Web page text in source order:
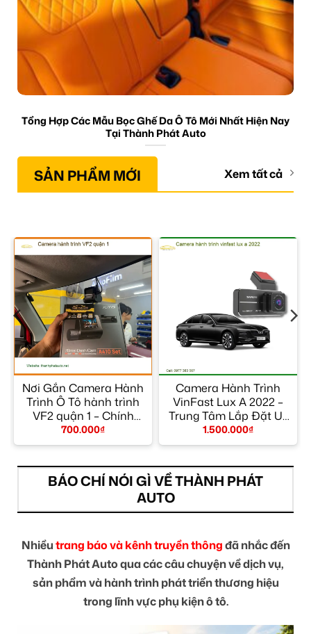
Tổng Hợp Các Mẫu Bọc Ghế Da Ô Tô Mới Nhất Hiện Nay
Tại Thành Phát Auto
SẢN PHẨM MỚI Xem tất cả
Nơi Gắn Camera Hành
Trình Ô Tô hành trình
VF2 quận 1 – Chính
Hãng
700.000₫
Camera Hành Trình
VinFast Lux A 2022 –
Trung Tâm Lắp Đặt Uy
Tín TPHCM
1.500.000₫
BÁO CHÍ NÓI GÌ VỀ THÀNH PHÁT
AUTO
Nhiềutrang báo và kênh truyền thôngđã nhắc đến
Thành Phát Auto qua các câu chuyện về dịch vụ,
sản phẩm và hành trình phát triển thương hiệu
trong lĩnh vực phụ kiện ô tô.